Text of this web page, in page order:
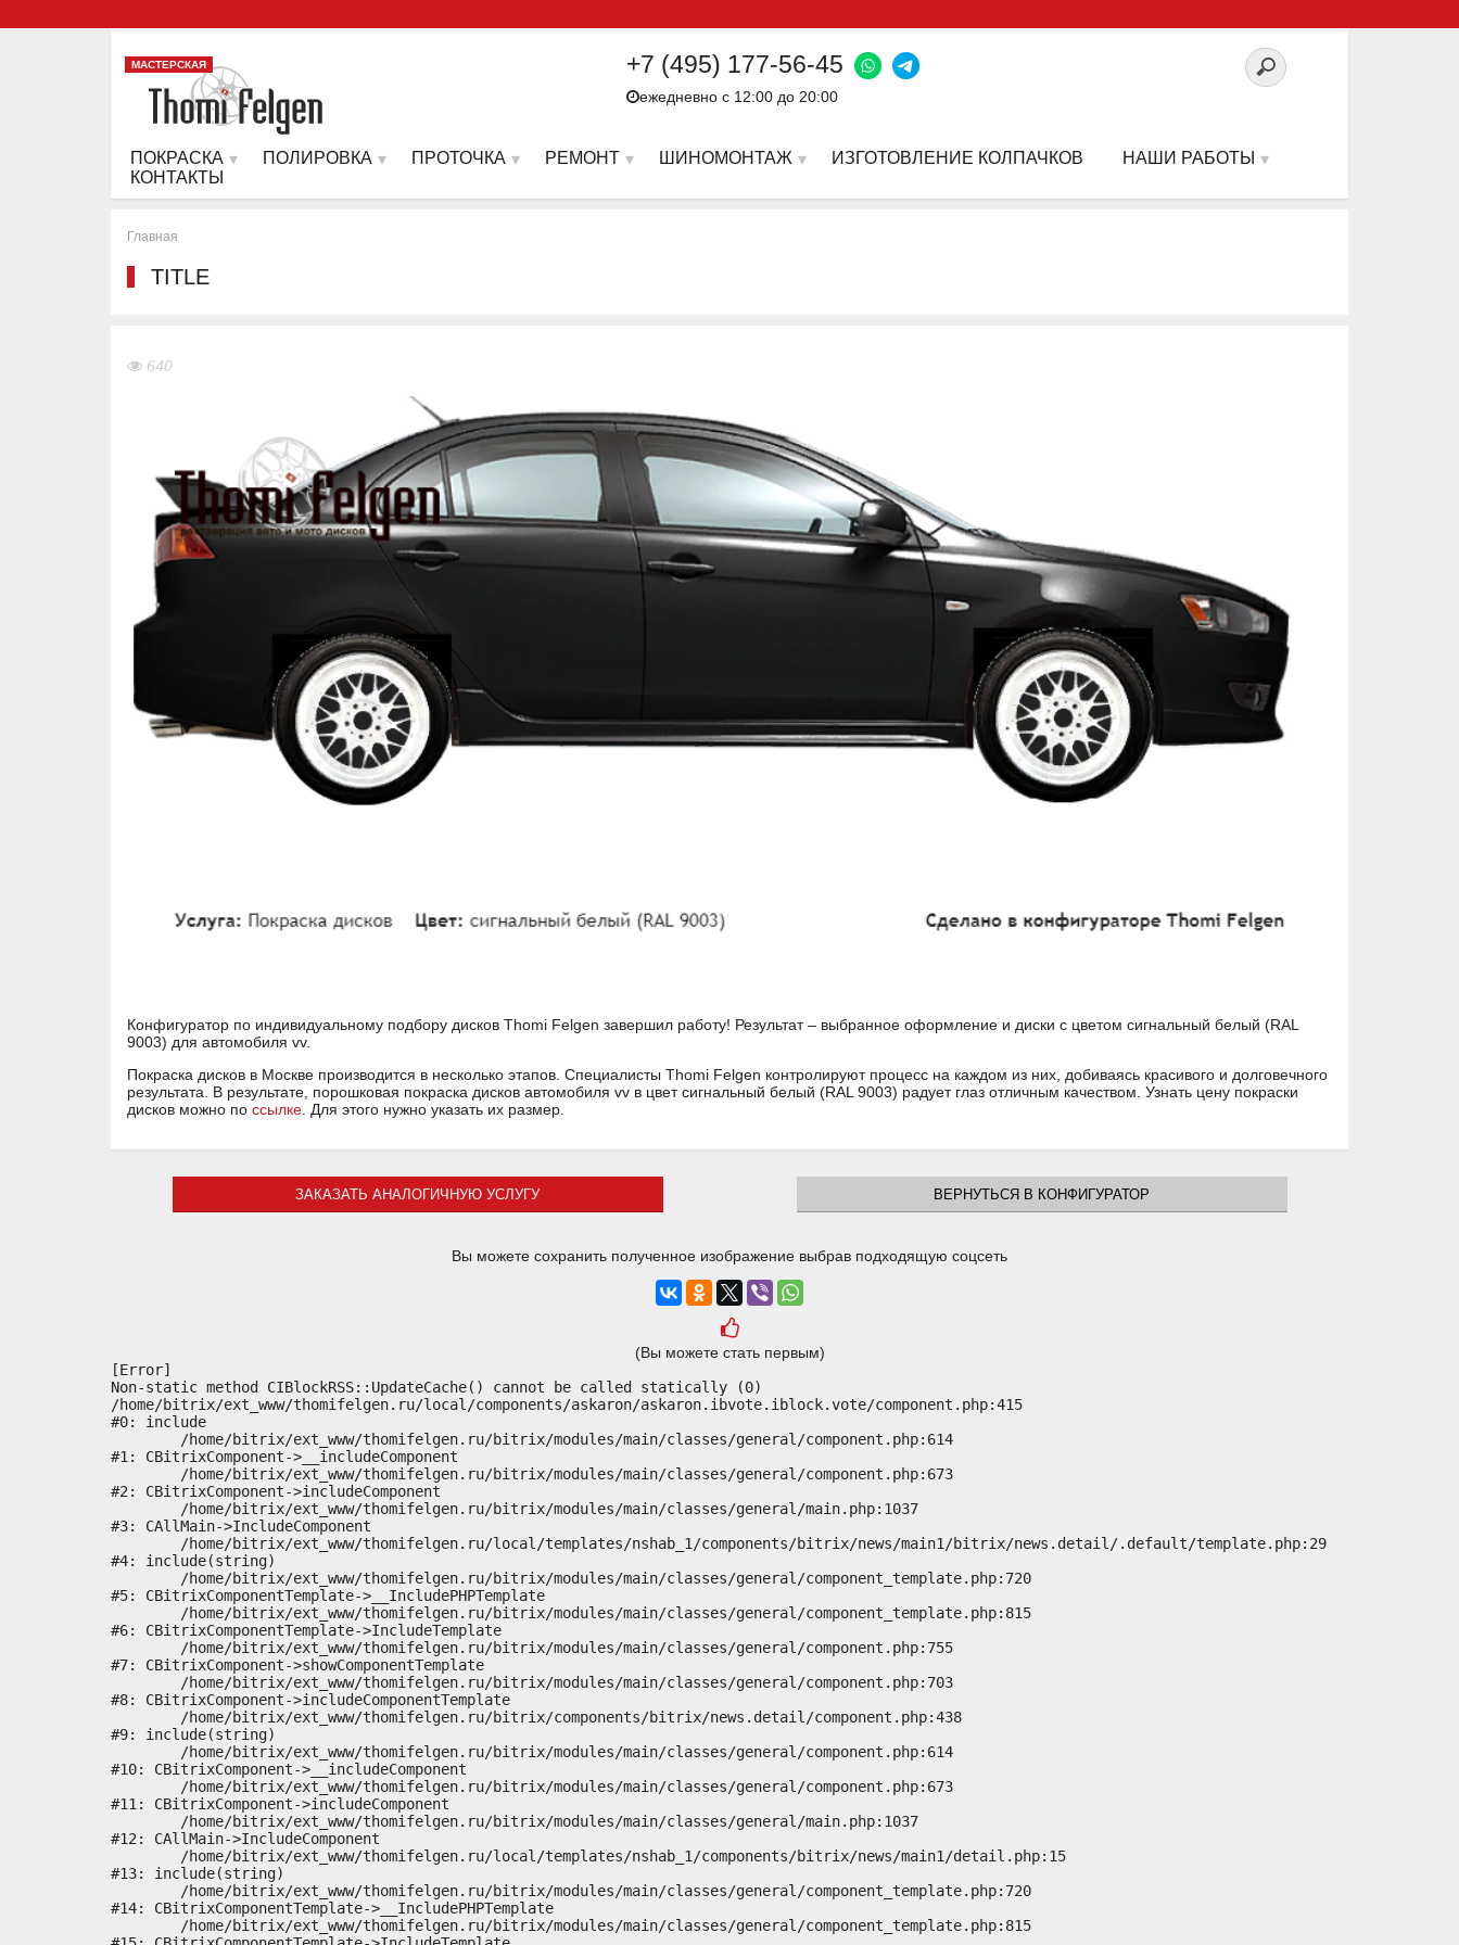
МАСТЕРСКАЯ +7 (495) 177-56-45
ежедневно с 12:00 до 20:00
ПОКРАСКА ПОЛИРОВКА ПРОТОЧКА РЕМОНТ ШИНОМОНТАЖ ИЗГОТОВЛЕНИЕ КОЛПАЧКОВ
НАШИ РАБОТЫ
КОНТАКТЫ
Главная
TITLE
640
Конфигуратор по индивидуальному подбору дисков Thomi Felgen завершил работу! Результат – выбранное оформление и диски с цветом сигнальный белый (RAL
9003) для автомобиля vv.
Покраска дисков в Москве производится в несколько этапов. Специалисты Thomi Felgen контролируют процесс на каждом из них, добиваясь красивого и долговечного
результата. В результате, порошковая покраска дисков автомобиля vv в цвет сигнальный белый (RAL 9003) радует глаз отличным качеством. Узнать цену покраски
дисков можно по ссылке. Для этого нужно указать их размер.
ЗАКАЗАТЬ АНАЛОГИЧНУЮ УСЛУГУ ВЕРНУТЬСЯ В КОНФИГУРАТОР
Вы можете сохранить полученное изображение выбрав подходящую соцсеть
(Вы можете стать первым)
[Error]
Non-static method CIBlockRSS::UpdateCache() cannot be called statically (0)
/home/bitrix/ext_www/thomifelgen.ru/local/components/askaron/askaron.ibvote.iblock.vote/component.php:415
#0: include
#1: CBitrixComponent->__includeComponent
#2: CBitrixComponent->includeComponent
#3: CAllMain->IncludeComponent
#4: include(string)
#5: CBitrixComponentTemplate->__IncludePHPTemplate
#6: CBitrixComponentTemplate->IncludeTemplate
#7: CBitrixComponent->showComponentTemplate
#8: CBitrixComponent->includeComponentTemplate
#9: include(string)
#10: CBitrixComponent->__includeComponent
#11: CBitrixComponent->includeComponent
#12: CAllMain->IncludeComponent
#13: include(string)
#14: CBitrixComponentTemplate->__IncludePHPTemplate